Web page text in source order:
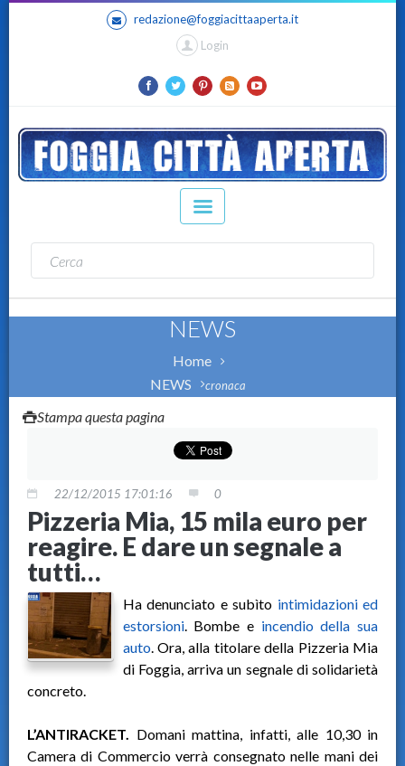
redazione@foggiacittaaperta.it
Login
NEWS
Home
NEWS
cronaca
Stampa questa pagina
22/12/2015 17:01:16 0
Pizzeria Mia, 15 mila euro per
reagire. E dare un segnale a
tutti…
Ha denunciato e subìto intimidazioni ed
estorsioni. Bombe e incendio della sua
auto. Ora, alla titolare della Pizzeria Mia
di Foggia, arriva un segnale di solidarietà
concreto.
L’ANTIRACKET. Domani mattina, infatti, alle 10,30 in
Camera di Commercio verrà consegnato nelle mani dei